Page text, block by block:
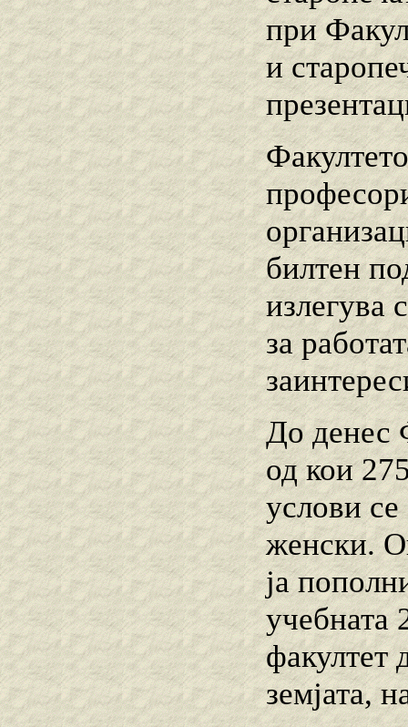
при
и
билтен
излегува
за
До денес
од кои
услови
женски.
ја
учебната
факултет
земјата,